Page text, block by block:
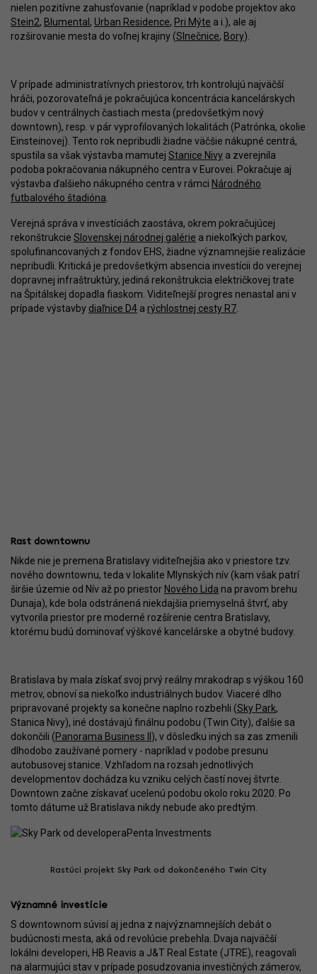
nielen pozitívne zahusťovanie (napríklad v podobe projektov ako
Stein2, Blumental, Urban Residence, Pri Mýte a i.), ale aj
rozširovanie mesta do voľnej krajiny (Slnečnice, Bory).
V prípade administratívnych priestorov, trh kontrolujú najväčší
hráči, pozorovateľná je pokračujúca koncentrácia kancelárskych
budov v centrálnych častiach mesta (predovšetkým nový
downtown), resp. v pár vyprofilovaných lokalitách (Patrónka, okolie
Einsteinovej). Tento rok nepribudli žiadne väčšie nákupné centrá,
spustila sa však výstavba mamutej Stanice Nivy a zverejnila
podoba pokračovania nákupného centra v Eurovei. Pokračuje aj
výstavba ďalšieho nákupného centra v rámci Národného
futbalového štadióna
Verejná správa v investíciách zaostáva, okrem pokračujúcej
rekonštrukcie Slovenskej národnej galérie a niekoľkých parkov,
spolufinancovaných z fondov EHS, žiadne významnejšie realizácie
nepribudli. Kritická je predovšetkým absencia investícii do verejnej
dopravnej infraštruktúry, jediná rekonštrukcia električkovej trate
na Špitálskej dopadla fiaskom. Viditeľnejší progres nenastal ani v
prípade výstavby diaľnice D4 a rýchlostnej cesty R7
Rast downtownu
Nikde nie je premena Bratislavy viditeľnejšia ako v priestore tzv.
nového downtownu, teda v lokalite Mlynských nív (kam však patrí
širšie územie od Nív až po priestor Nového Lida na pravom brehu
Dunaja), kde bola odstránená niekdajšia priemyselná štvrť, aby
vytvorila priestor pre moderné rozšírenie centra Bratislavy,
ktorému budú dominovať výškové kancelárske a obytné budovy.
Bratislava by mala získať svoj prvý reálny mrakodrap s výškou 160
metrov, obnoví sa niekoľko industriálnych budov. Viaceré dlho
pripravované projekty sa konečne naplno rozbehli (Sky Park,
Stanica Nivy), iné dostávajú finálnu podobu (Twin City), ďalšie sa
dokončili (Panorama Business II ), v dôsledku iných sa zas zmenili
dlhodobo zaužívané pomery - napríklad v podobe presunu
autobusovej stanice. Vzhľadom na rozsah jednotlivých
developmentov dochádza ku vzniku celých častí novej štvrte.
Downtown začne získavať ucelenú podobu okolo roku 2020. Po
tomto dátume už Bratislava nikdy nebude ako predtým.
Rastúci projekt Sky Park od dokončeného Twin City
Významné investície
S downtownom súvisí aj jedna z najvýznamnejších debát o
budúcnosti mesta, aká od revolúcie prebehla. Dvaja najväčší
lokálni developeri, HB Reavis a J&T Real Estate (JTRE), reagovali
na alarmujúci stav v prípade posudzovania investičných zámerov,